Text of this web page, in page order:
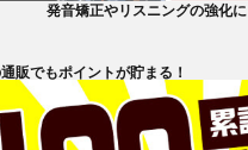
発音矯正やリスニングの強化に
販でもポイントが貯まる！